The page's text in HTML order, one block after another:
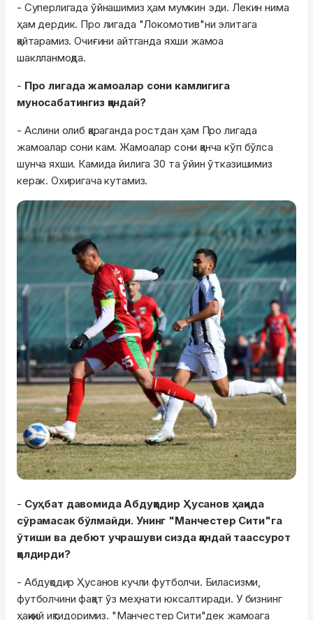
- Суперлигада ўйнашимиз ҳам мумкин эди. Лекин нима
ҳам дердик. Про лигада "Локомотив"ни элитага
қайтарамиз. Очиғини айтганда яхши жамоа
шаклланмоқда.
- Про лигада жамоалар сони камлигига
муносабатингиз қандай?
- Аслини олиб қараганда ростдан ҳам Про лигада
жамоалар сони кам. Жамоалар сони қанча кўп бўлса
шунча яхши. Камида йилига 30 та ўйин ўтказишимиз
керак. Охиригача кутамиз.
- Суҳбат давомида Абдуқодир Ҳусанов ҳақида
сўрамасак бўлмайди. Унинг "Манчестер Сити"га
ўтиши ва дебют учрашуви сизда қандай таассурот
қолдирди?
- Абдуқодир Ҳусанов кучли футболчи. Биласизми,
футболчини фақат ўз меҳнати юксалтиради. У бизнинг
ҳақиқий иқтидоримиз. "Манчестер Сити"дек жамоага